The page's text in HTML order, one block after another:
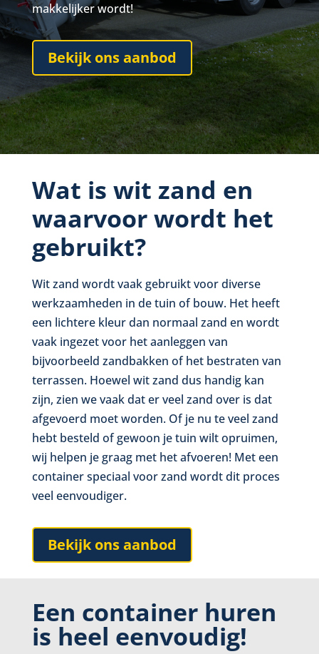
makkelijker wordt!
Bekijk ons aanbod
Wat is wit zand en
waarvoor wordt het
gebruikt?
Wit zand wordt vaak gebruikt voor diverse
werkzaamheden in de tuin of bouw. Het heeft
een lichtere kleur dan normaal zand en wordt
vaak ingezet voor het aanleggen van
bijvoorbeeld zandbakken of het bestraten van
terrassen. Hoewel wit zand dus handig kan
zijn, zien we vaak dat er veel zand over is dat
afgevoerd moet worden. Of je nu te veel zand
hebt besteld of gewoon je tuin wilt opruimen,
wij helpen je graag met het afvoeren! Met een
container speciaal voor zand wordt dit proces
veel eenvoudiger.
Bekijk ons aanbod
Een container huren
is heel eenvoudig!